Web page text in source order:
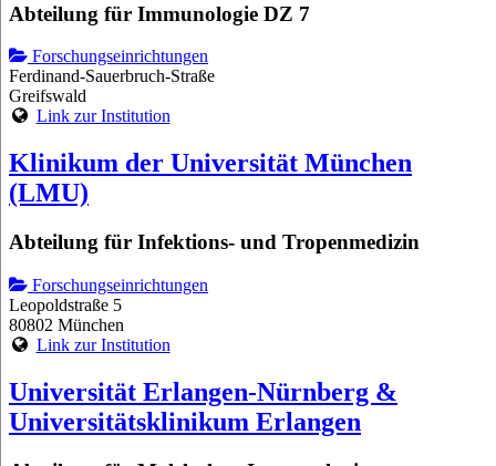
Abteilung für Immunologie DZ 7
Forschungseinrichtungen
Ferdinand-Sauerbruch-Straße
Greifswald
Link zur Institution
Klinikum der Universität München
(LMU)
Abteilung für Infektions- und Tropenmedizin
Forschungseinrichtungen
Leopoldstraße 5
80802 München
Link zur Institution
Universität Erlangen-Nürnberg &
Universitätsklinikum Erlangen